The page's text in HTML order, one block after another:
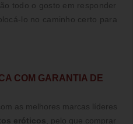
todo o gosto em responder
lo no caminho certo para
COM GARANTIA DE
as melhores marcas líderes
eróticos , pelo que comprar